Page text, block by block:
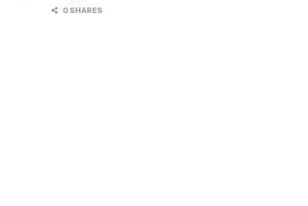
0 SHARES